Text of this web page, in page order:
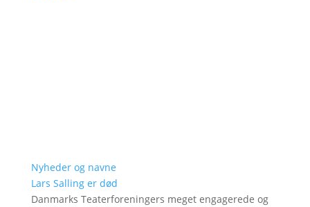
Nyheder og navne
Lars Salling er død
Danmarks Teaterforeningers meget engagerede og